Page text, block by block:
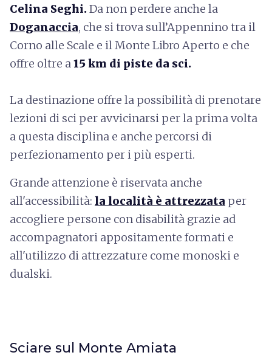
Celina Seghi.Da non perdere anche la
Doganaccia, che si trova sull’Appennino tra il
Corno alle Scale e il Monte Libro Aperto e che
offre oltre a15 km di piste da sci.
La destinazione offre la possibilità di prenotare
lezioni di sci per avvicinarsi per la prima volta
a questa disciplina e anche percorsi di
perfezionamento per i più esperti.
Grande attenzione è riservata anche
all'accessibilità: la località è attrezzata per
accogliere persone con disabilità grazie ad
accompagnatori appositamente formati e
all'utilizzo di attrezzature come monoski e
dualski.
Sciare sul Monte Amiata